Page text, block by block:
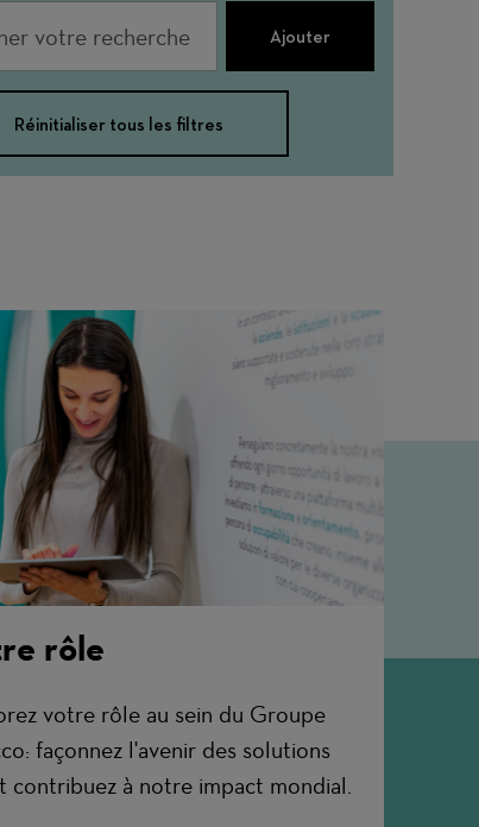
Ajouter
Réinitialiser tous les filtres
rôle
votre rôle au sein du Groupe
façonnez l'avenir des solutions
contribuez à notre impact mondial.